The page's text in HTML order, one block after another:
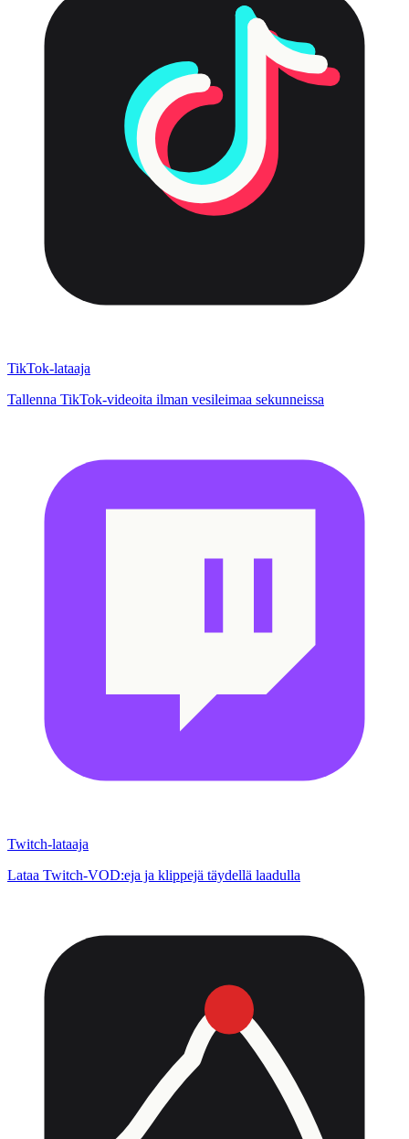
TikTok-lataaja
Tallenna TikTok-videoita ilman vesileimaa sekunneissa
Twitch-lataaja
Lataa Twitch-VOD:eja ja klippejä täydellä laadulla